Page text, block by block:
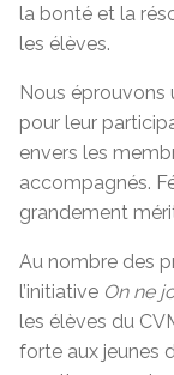
la bonté et la
les élèves.
Nous éprouvons
pour leur
envers les
accompagnés.
grandement
Au nombre des
l’initiative On ne
les élèves du
forte aux jeunes